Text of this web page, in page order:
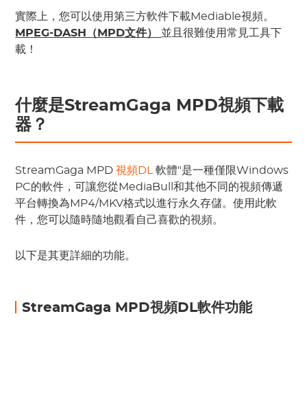
實際上，您可以使用第三方軟件下載Mediable視頻。
MPEG-DASH（MPD文件） 並且很難使用常見工具下
載！
什麼是StreamGaga MPD視頻下載
器？
StreamGaga MPD視頻DL軟體"是一種僅限Windows
PC的軟件，可讓您從MediaBull和其他不同的視頻傳遞
平台轉換為MP4/MKV格式以進行永久存儲。使用此軟
件，您可以隨時隨地觀看自己喜歡的視頻。
以下是其更詳細的功能。
StreamGaga MPD視頻DL軟件功能